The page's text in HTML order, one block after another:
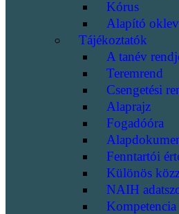
Kórus
Alapító
Tájékoztatók
A tanév
Teremrend
Csengetési
Alaprajz
Fogadóóra
Fenntartói
Különös
NAIH
Kompetencia